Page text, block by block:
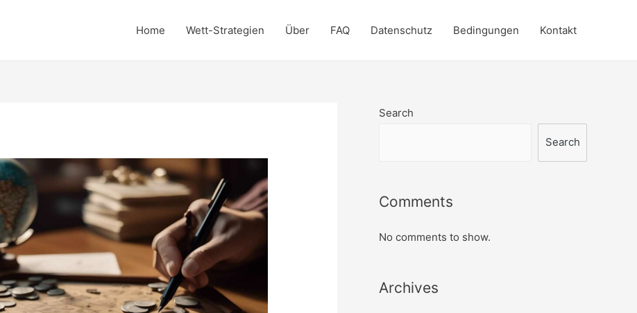
Home Wett-Strategien Über FAQ Datenschutz Bedingungen Kontakt
Search
Search
Comments
No comments to show.
Archives